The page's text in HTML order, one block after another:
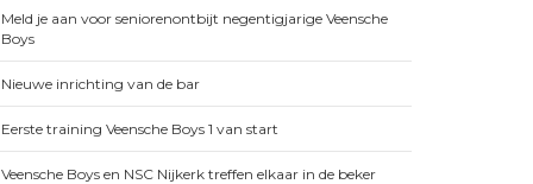
Meld je aan voor seniorenontbijt negentigjarige Veensche
Boys
Nieuwe inrichting van de bar
Eerste training Veensche Boys 1 van start
Veensche Boys en NSC Nijkerk treffen elkaar in de beker